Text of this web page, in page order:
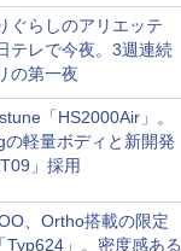
ぐらしのアリエッテ
テレで今夜。3週連続
の第一夜
「HS2000Air」。
の軽量ボディと新開発
」採用
、Ortho搭載の限定
Typ624」。密度感ある